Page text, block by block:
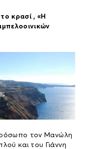
κρασί , «Η
τον Μανώλη
και του Γιάννη